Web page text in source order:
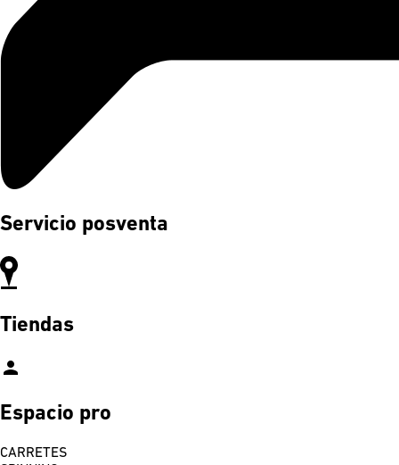
Servicio posventa
Tiendas
person
Espacio pro
CARRETES